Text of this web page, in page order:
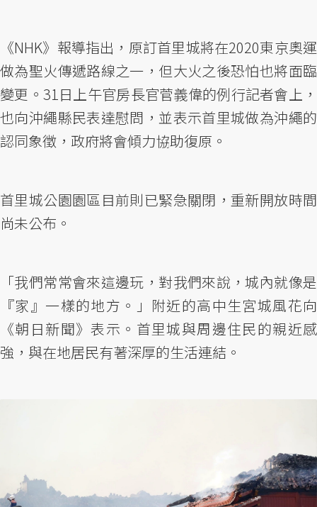
《NHK》報導指出，原訂首里城將在2020東京奧運
做為聖火傳遞路線之一，但大火之後恐怕也將面臨
變更。31日上午官房長官菅義偉的例行記者會上，
也向沖繩縣民表達慰問，並表示首里城做為沖繩的
認同象徵，政府將會傾力協助復原。
首里城公園園區目前則已緊急關閉，重新開放時間
尚未公布。
「我們常常會來這邊玩，對我們來說，城內就像是
『家』一樣的地方。」附近的高中生宮城風花向
《朝日新聞》表示。首里城與周邊住民的親近感
強，與在地居民有著深厚的生活連結。